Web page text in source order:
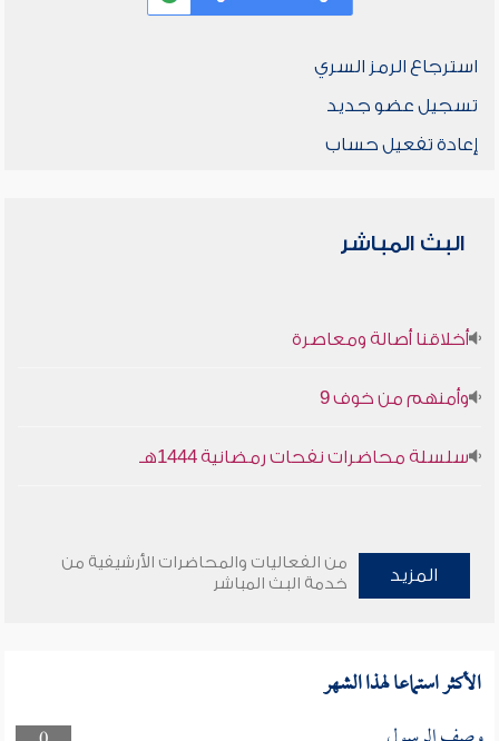
استرجاع الرمز السري
تسجيل عضو جديد
إعادة تفعيل حساب
البث المباشر
أخلاقنا أصالة ومعاصرة
وأمنهم من خوف 9
سلسلة محاضرات نفحات رمضانية 1444هـ
المزيد
من الفعاليات والمحاضرات الأرشيفية من
خدمة البث المباشر
الأكثر استماعا لهذا الشهر